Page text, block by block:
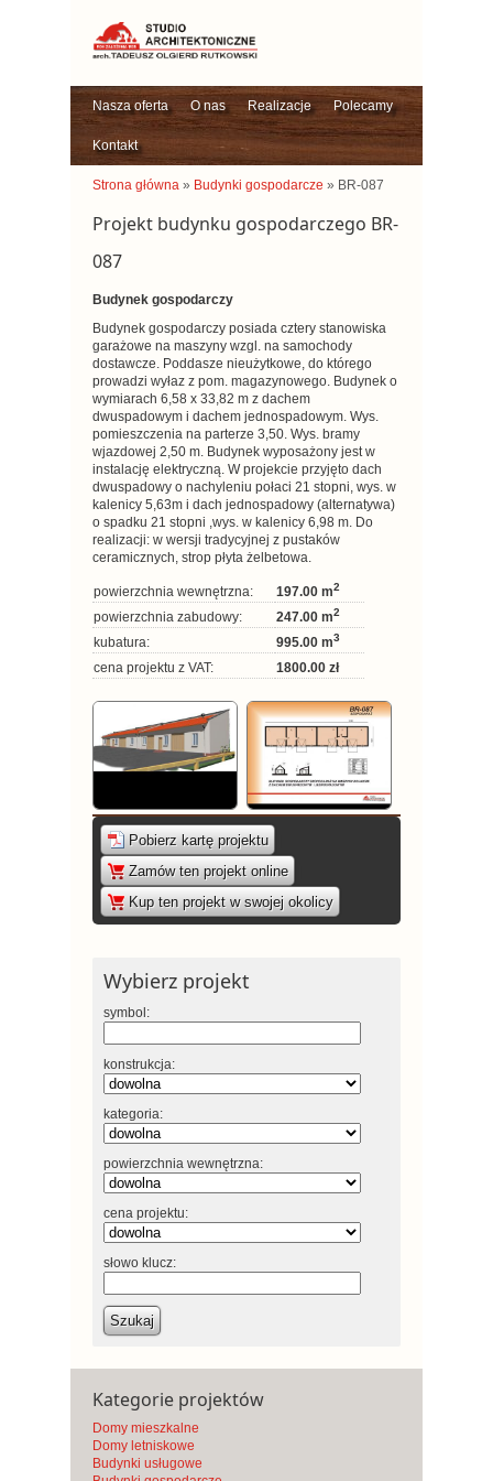
Nasza oferta O nas Realizacje Polecamy
Kontakt
Strona główna » Budynki gospodarcze » BR-087
Projekt budynku gospodarczego BR-
087
Budynek gospodarczy
Budynek gospodarczy posiada cztery stanowiska
garażowe na maszyny wzgl. na samochody
dostawcze. Poddasze nieużytkowe, do którego
prowadzi wyłaz z pom. magazynowego. Budynek o
wymiarach 6,58 x 33,82 m z dachem
dwuspadowym i dachem jednospadowym. Wys.
pomieszczenia na parterze 3,50. Wys. bramy
wjazdowej 2,50 m. Budynek wyposażony jest w
instalację elektryczną. W projekcie przyjęto dach
dwuspadowy o nachyleniu połaci 21 stopni, wys. w
kalenicy 5,63m i dach jednospadowy (alternatywa)
o spadku 21 stopni ,wys. w kalenicy 6,98 m. Do
realizacji: w wersji tradycyjnej z pustaków
ceramicznych, strop płyta żelbetowa.
powierzchnia wewnętrzna: 197.00 m2
powierzchnia zabudowy: 247.00 m2
kubatura: 995.00 m3
cena projektu z VAT: 1800.00 zł
Pobierz kartę projektu
Zamów ten projekt online
Kup ten projekt w swojej okolicy
Wybierz projekt
symbol:
konstrukcja:
kategoria:
powierzchnia wewnętrzna:
cena projektu:
słowo klucz:
Szukaj
Kategorie projektów
Domy mieszkalne
Domy letniskowe
Budynki usługowe